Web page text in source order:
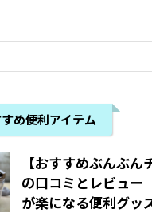
め便利アイテム
【おすすめぶんぶん
の口コミとレビュー
が楽になる便利グッ